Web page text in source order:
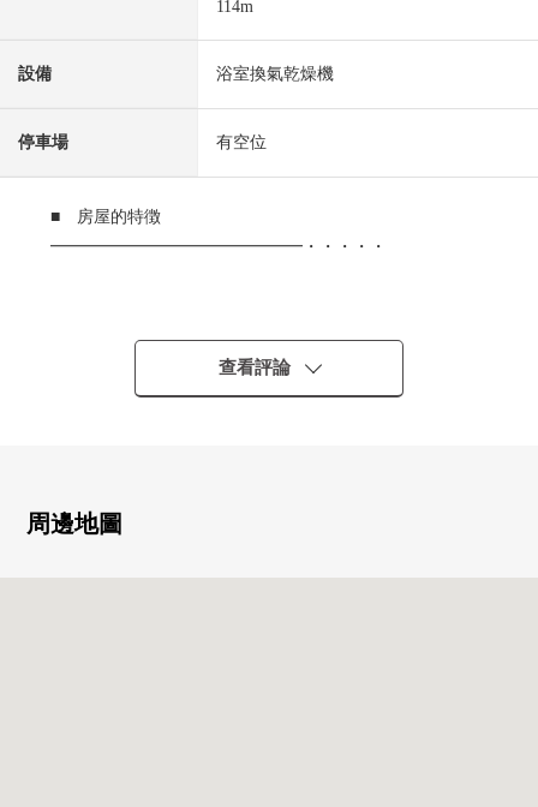
114m
設備 浴室換氣乾燥機
停車場 有空位
■ 房屋的特徴
━━━━━━━━━━━━━━━・・・・・
0 小田急線"相模大野"車站步行13分鐘
0 約72平方公尺、2LDK
0 陽光從大的窗照射，擁擠的大約亮的客廳
0 有溫水衝洗功能的廁所
查看評論
周邊地圖